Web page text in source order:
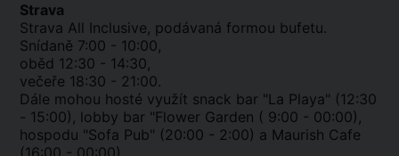
Strava
Strava All Inclusive, podávaná formou bufetu.
Snídaně 7:00 - 10:00,
oběd 12:30 - 14:30,
večeře 18:30 - 21:00.
Dále mohou hosté využít snack bar "La Playa" (12:30
- 15:00), lobby bar "Flower Garden ( 9:00 - 00:00),
hospodu "Sofa Pub" (20:00 - 2:00) a Maurish Cafe
(16:00 - 00:00).